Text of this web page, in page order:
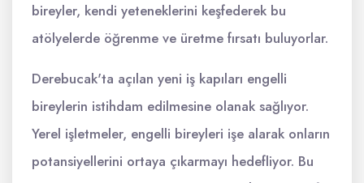
bireyler, kendi yeteneklerini keşfederek bu
atölyelerde öğrenme ve üretme fırsatı buluyorlar.
Derebucak'ta açılan yeni iş kapıları engelli
bireylerin istihdam edilmesine olanak sağlıyor.
Yerel işletmeler, engelli bireyleri işe alarak onların
potansiyellerini ortaya çıkarmayı hedefliyor. Bu